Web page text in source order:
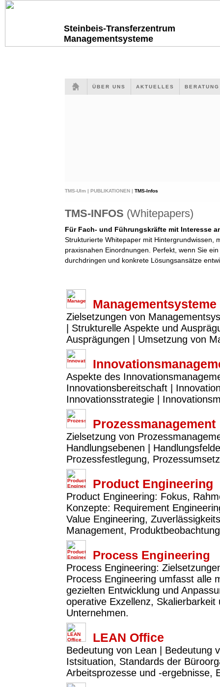
Steinbeis-Transferzentrum
Managementsysteme
ÜBER UNS AKTUELLES
TMS-Ulm | PUBLIKATIONEN | TMS-Infos
TMS-INFOS (Whitepapers)
Für Fach- und Führungskräfte mit Interesse
Strukturierte Whitepaper mit Hintergrundwissen,
praxisnahen Einordnungen. Perfekt, wenn Sie
durchdringen und konkrete Lösungsansätze
Managementsysteme
Zielsetzungen von
| Strukturelle Aspekte und
Ausprägungen | Umsetzung von
Aspekte des
Innovationsbereitschaft |
Innovationsstrategie |
Prozessmanagement
Zielsetzung von
Handlungsebenen |
Prozessfestlegung,
Product Engineering
Product Engineering: Fokus,
Konzepte: Requirement
Value Engineering,
Management,
Process Engineering
Process Engineering:
Process Engineering umfasst alle
gezielten Entwicklung und
operative Exzellenz,
Unternehmen.
LEAN Office
Bedeutung von Lean | Bedeutung
Istsituation, Standards der
Arbeitsprozesse und -ergebnisse,